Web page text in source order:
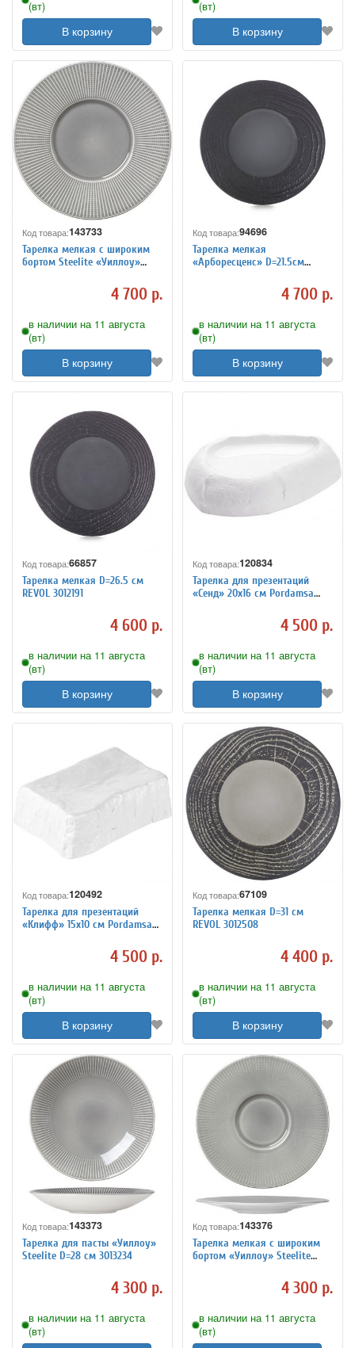
(вт)
В корзину
(вт)
В корзину
Код товара:143733
Тарелка мелкая с широким
бортом Steelite «Уиллоу»
4 700 р.
в наличии на 11 августа
(вт)
В корзину
Код товара:94696
Тарелка мелкая
«Арборесценс» D=21.5см
4 700 р.
в наличии на 11 августа
(вт)
В корзину
Код товара:66857
Тарелка мелкая D=26.5 см
REVOL 3012191
4 600 р.
в наличии на 11 августа
(вт)
В корзину
Код товара:120834
Тарелка для презентаций
«Сенд» 20х16 см Pordamsa
4 500 р.
в наличии на 11 августа
(вт)
В корзину
Код товара:120492
Тарелка для презентаций
«Клифф» 15х10 см Pordamsa
4 500 р.
в наличии на 11 августа
(вт)
В корзину
Код товара:67109
Тарелка мелкая D=31 см
REVOL 3012508
4 400 р.
в наличии на 11 августа
(вт)
В корзину
Код товара:143373
Тарелка для пасты «Уиллоу»
Steelite D=28 см 3013234
4 300 р.
в наличии на 11 августа
(вт)
Код товара:143376
Тарелка мелкая с широким
бортом «Уиллоу» Steelite
4 300 р.
в наличии на 11 августа
(вт)